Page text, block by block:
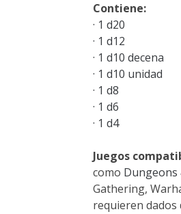
Contiene:
· 1 d20
· 1 d12
· 1 d10 decena
· 1 d10 unidad
· 1 d8
· 1 d6
· 1 d4
Juegos
como Dungeons
Gathering,
requieren dados